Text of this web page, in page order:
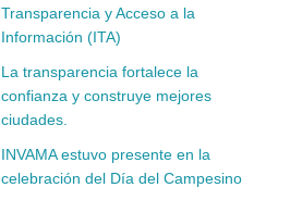
Transparencia y Acceso a la
Información (ITA)
La transparencia fortalece la
confianza y construye mejores
ciudades.
INVAMA estuvo presente en la
celebración del Día del Campesino